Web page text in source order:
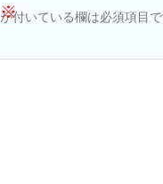
※
が付いている欄は必須項目